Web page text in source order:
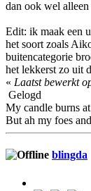
dan ook wel
Edit: ik maak een
het soort zoals
buitencategorie
het lekkerst zo uit
« Laatst bewerkt
Gelogd
My candle burns
But ah my foes
blingda